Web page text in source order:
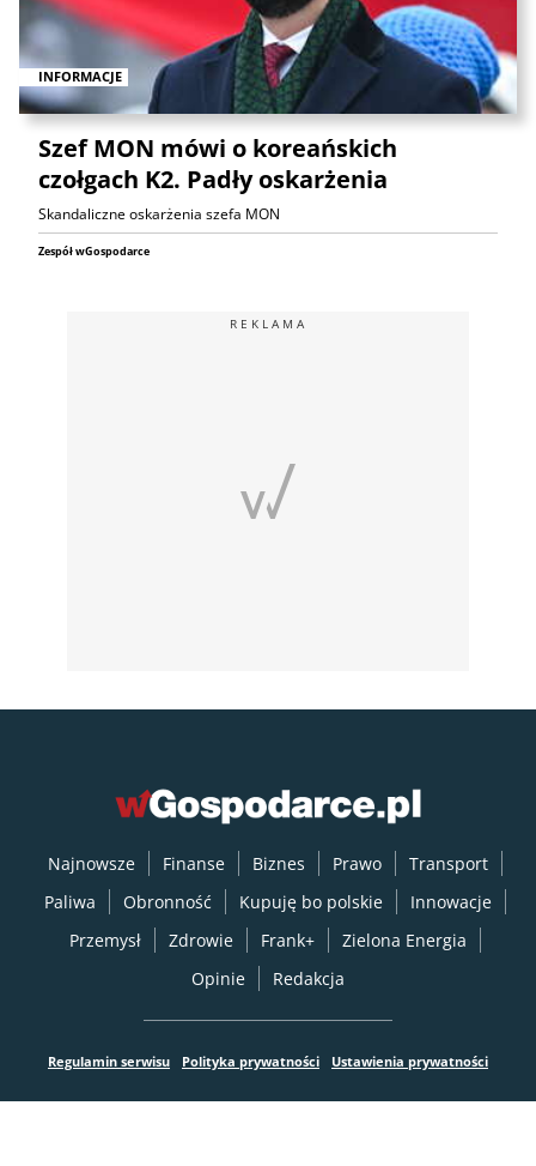
INFORMACJE
Szef MON mówi o koreańskich
czołgach K2. Padły oskarżenia
Skandaliczne oskarżenia szefa MON
Zespół wGospodarce
REKLAMA
Najnowsze Finanse Biznes Prawo
Transport
Paliwa
Obronność Kupuję bo polskie
Innowacje
Przemysł
Zdrowie Frank+
Zielona Energia
Opinie
Redakcja
Regulamin serwisu Polityka prywatności Ustawienia prywatności